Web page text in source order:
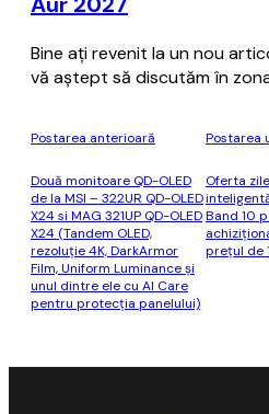
Bine aţi revenit la un nou
vă aştept să discutăm în
Postarea anterioară
Două monitoare QD-OLED
de la MSI – 322UR QD-OLED
X24 si MAG 321UP QD-OLED
X24 (Tandem OLED,
rezoluție 4K, DarkArmor
Film, Uniform Luminance și
unul dintre ele cu AI Care
pentru protecția panelului)
Postarea
Oferta
Band 10
preţul de